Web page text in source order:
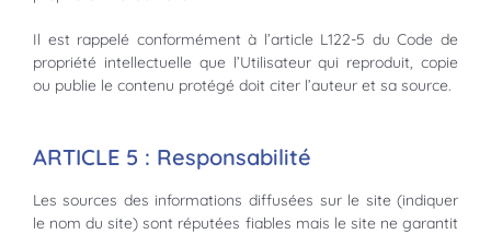
Il est rappelé conformément à l’article L122-5 du Code de
propriété intellectuelle que l’Utilisateur qui reproduit, copie
ou publie le contenu protégé doit citer l’auteur et sa source.
ARTICLE 5 : Responsabilité
Les sources des informations diffusées sur le site (indiquer
le nom du site) sont réputées fiables mais le site ne garantit